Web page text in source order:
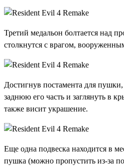
Третий медальон болтается над
столкнутся с врагом,
Достигнув постамента для
заднюю его часть и заглянуть в
также висит украшение.
Еще одна подвеска находится в
пушка (можно пропустить из-за